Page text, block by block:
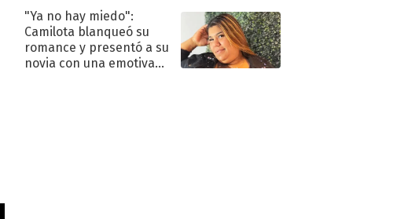
terapéutico"
"Ya no hay miedo":
Camilota blanqueó su
romance y presentó a su
novia con una emotiva